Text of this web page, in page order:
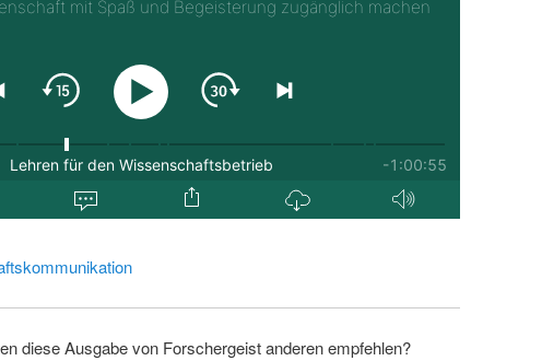
diese Ausgabe von Forschergeist anderen empfehlen?